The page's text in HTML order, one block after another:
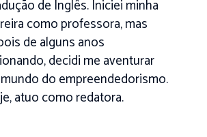
de Inglês. Iniciei minha
como professora, mas
de alguns anos
decidi me aventurar
do empreendedorismo.
atuo como redatora.